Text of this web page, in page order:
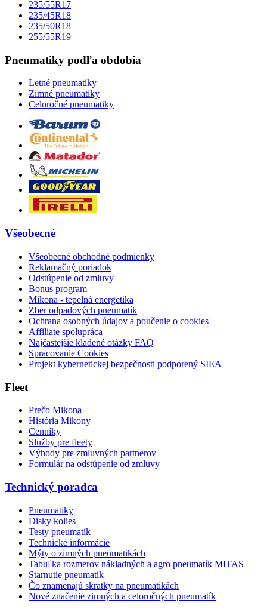
235/55R17
235/45R18
235/50R18
255/55R19
Pneumatiky podľa obdobia
Letné pneumatiky
Zimné pneumatiky
Celoročné pneumatiky
Všeobecné
Všeobecné obchodné podmienky
Reklamačný poriadok
Odstúpenie od zmluvy
Bonus program
Mikona - tepelná energetika
Zber odpadových pneumatík
Ochrana osobných údajov a poučenie o cookies
Affiliate spolupráca
Najčastejšie kladené otázky FAQ
Spracovanie Cookies
Projekt kybernetickej bezpečnosti podporený SIEA
Fleet
Prečo Mikona
História Mikony
Cenníky
Služby pre fleety
Výhody pre zmluvných partnerov
Formulár na odstúpenie od zmluvy
Technický poradca
Pneumatiky
Disky kolies
Testy pneumatík
Technické informácie
Mýty o zimných pneumatikách
Tabuľka rozmerov nákladných a agro pneumatík MITAS
Starnutie pneumatík
Čo znamenajú skratky na pneumatikách
Nové značenie zimných a celoročných pneumatík